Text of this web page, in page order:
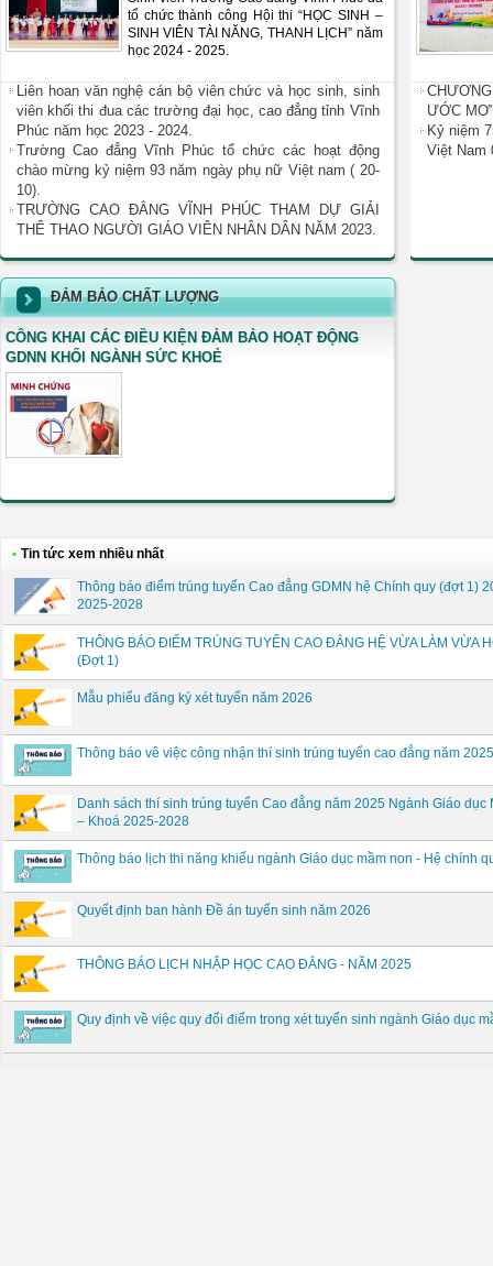
tổ chức thành công Hội thi “HỌC SINH –
SINH VIÊN TÀI NĂNG, THANH LỊCH” năm
học 2024 - 2025.
Liên hoan văn nghệ cán bộ viên chức và học sinh, sinh
viên khối thi đua các trường đại học, cao đẳng tỉnh Vĩnh
Phúc năm học 2023 - 2024.
Trường Cao đẳng Vĩnh Phúc tổ chức các hoạt động
chào mừng kỷ niệm 93 năm ngày phụ nữ Việt nam ( 20-
10).
TRƯỜNG CAO ĐẲNG VĨNH PHÚC THAM DỰ GIẢI
THỂ THAO NGƯỜI GIÁO VIÊN NHÂN DÂN NĂM 2023.
ƯỚC
Kỷ niệm
Việt Nam
ĐẢM BẢO CHẤT LƯỢNG
CÔNG KHAI CÁC ĐIỀU KIỆN ĐẢM BẢO HOẠT ĐỘNG
GDNN KHỐI NGÀNH SỨC KHOẺ
• Tin tức xem nhiều nhất
Thông báo điểm trúng tuyển Cao đẳng GDMN hệ Chính quy (đợt 1)
2025-2028
THÔNG BÁO ĐIỂM TRÚNG TUYỂN CAO ĐẲNG HỆ VỪA LÀM VỪA
(Đợt 1)
Mẫu phiếu đăng ký xét tuyển năm 2026
Thông báo vê việc công nhận thí sinh trúng tuyển cao đẳng năm
Danh sách thí sinh trúng tuyển Cao đẳng năm 2025 Ngành Giáo
– Khoá 2025-2028
Thông báo lịch thi năng khiếu ngành Giáo dục mầm non - Hệ chính
Quyết định ban hành Đề án tuyển sinh năm 2026
THÔNG BÁO LỊCH NHẬP HỌC CAO ĐẲNG - NĂM 2025
Quy định về việc quy đổi điểm trong xét tuyển sinh ngành Giáo dục